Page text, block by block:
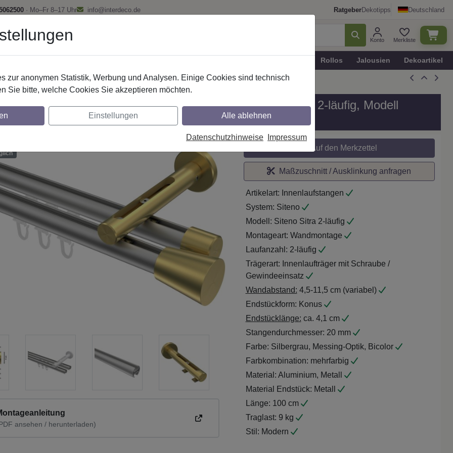
· Mo–Fr 8–17 Uhr info@interdeco.de RatgeberDekotipps Deutschland
Konto Merkliste
Rollos Jalousien Dekoartikel
Innenlaufstangen Aluminium / Metall
mit Innenlauf aus Aluminium / Metall in 20 mm Ø, 2-läufig, Modell
- Sitra Silbergrau / Messing-Optik
ansehen / herunterladen)
Auf den Merkzettel
Maßzuschnitt / Ausklinkung anfragen
Artikelart: Innenlaufstangen
System: Siteno
Modell: Siteno Sitra 2-läufig
Montageart: Wandmontage
Laufanzahl: 2-läufig
Trägerart: Innenlaufträger mit Schraube /
Gewindeeinsatz
Wandabstand: 4,5-11,5 cm (variabel)
Endstückform: Konus
Endstücklänge: ca. 4,1 cm
Stangendurchmesser: 20 mm
Farbe: Silbergrau, Messing-Optik, Bicolor
Farbkombination: mehrfarbig
Material: Aluminium, Metall
Material Endstück: Metall
Länge: 100 cm
Traglast: 9 kg
Stil: Modern
zur anonymen Statistik, Werbung und Analysen. Einige Cookies sind technisch
Sie bitte, welche Cookies Sie akzeptieren möchten.
Einstellungen Alle ablehnen
Datenschutzhinweise Impressum